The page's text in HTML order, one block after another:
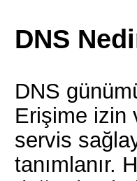
DNS
DNS
Erişime izin
servis
tanımlanır.